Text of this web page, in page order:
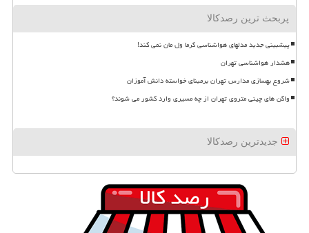
پربحث ترین رصدکالا
پیشبینی جدید مدلهای هواشناسی گرما ول مان نمی کند!
هشدار هواشناسی تهران
شروع بهسازی مدارس تهران برمبنای خواسته دانش آموزان
واگن های چینی متروی تهران از چه مسیری وارد کشور می شوند؟
جدیدترین رصدکالا